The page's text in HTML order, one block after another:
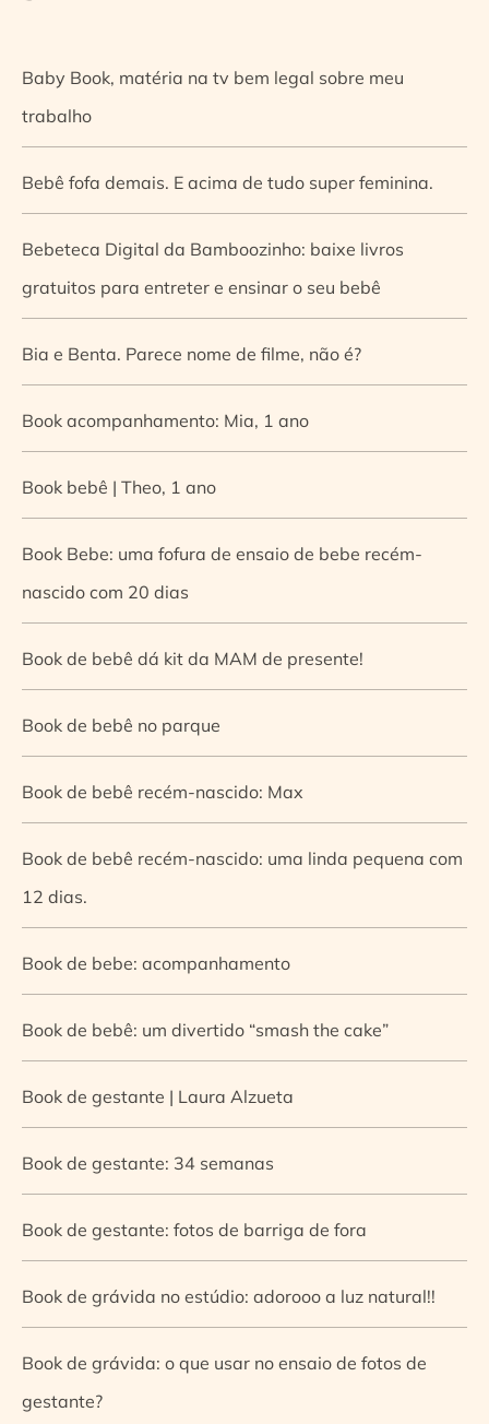
Baby Book, matéria na tv bem legal sobre meu
trabalho
Bebê fofa demais. E acima de tudo super feminina.
Bebeteca Digital da Bamboozinho: baixe livros
gratuitos para entreter e ensinar o seu bebê
Bia e Benta. Parece nome de filme, não é?
Book acompanhamento: Mia, 1 ano
Book bebê | Theo, 1 ano
Book Bebe: uma fofura de ensaio de bebe recém-
nascido com 20 dias
Book de bebê dá kit da MAM de presente!
Book de bebê no parque
Book de bebê recém-nascido: Max
Book de bebê recém-nascido: uma linda pequena com
12 dias.
Book de bebe: acompanhamento
Book de bebê: um divertido “smash the cake”
Book de gestante | Laura Alzueta
Book de gestante: 34 semanas
Book de gestante: fotos de barriga de fora
Book de grávida no estúdio: adorooo a luz natural!!
Book de grávida: o que usar no ensaio de fotos de
gestante?